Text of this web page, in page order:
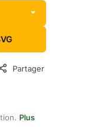
Partager
Plus